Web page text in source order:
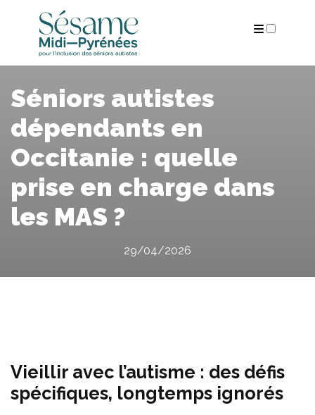
ARCHIVES
Séniors autistes
dépendants en
Occitanie : quelle
prise en charge dans
les MAS ?
29/04/2026
Vieillir avec l’autisme : des défis
spécifiques, longtemps ignorés